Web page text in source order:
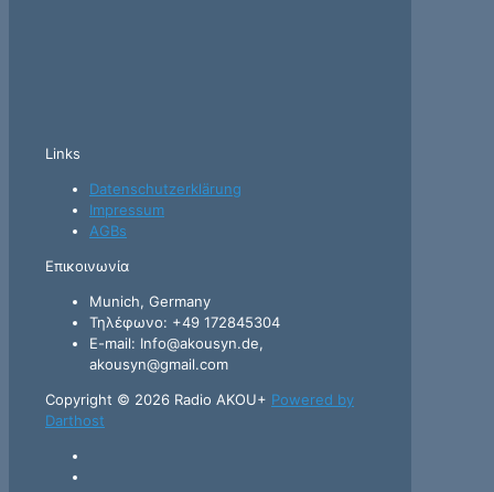
Links
Datenschutzerklärung
Impressum
AGBs
Επικοινωνία
Munich, Germany
Τηλέφωνο: +49 172845304
E-mail: Info@akousyn.de,
akousyn@gmail.com
Copyright © 2026 Radio AKOU+ Powered by
Darthost